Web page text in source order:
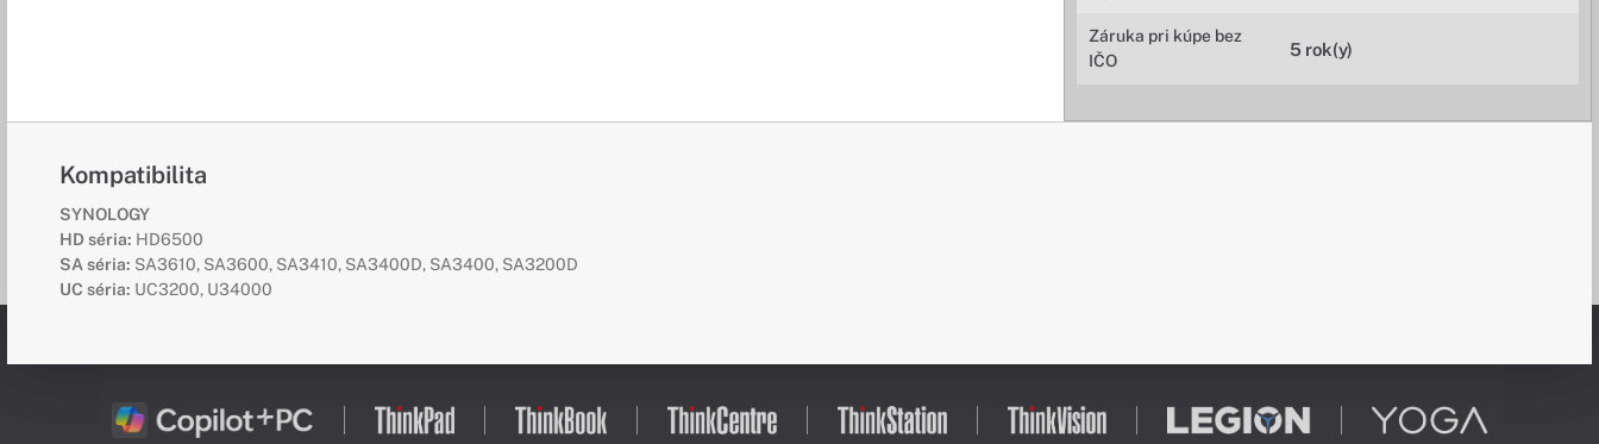
Záruka pri kúpe bez
IČO
5 rok(y)
Kompatibilita
SYNOLOGY
HD séria: HD6500
SA séria: SA3610, SA3600, SA3410, SA3400D, SA3400, SA3200D
UC séria: UC3200, U34000